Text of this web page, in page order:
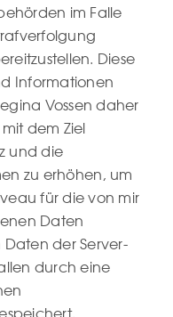
im Falle
Diese
Informationen
Vossen daher
dem Ziel
und die
zu erhöhen, um
für die von mir
Daten
der Server-
durch eine